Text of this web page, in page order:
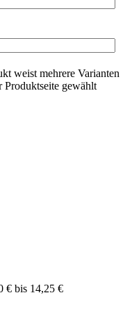
weist mehrere Varianten
gewählt
€ bis 14,25 €